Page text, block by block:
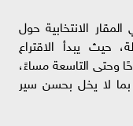
الانتخابية حول
حيث يبدأ الاقتراع
وحتى التاسعة مساءً،
بما لا يخل بحسن سير